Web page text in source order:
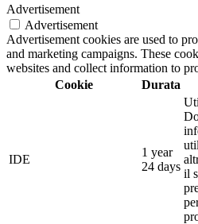
Advertisement
Advertisement
Advertisement cookies are used to
and marketing campaigns. These
websites and collect information to
Cookie
Durata
IDE
1 year
24 days
il